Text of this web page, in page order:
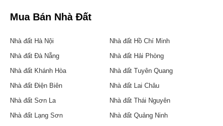
Mua Bán Nhà Đất
Nhà đất Hà Nội
Nhà đất Hồ Chí Minh
Nhà đất Đà Nẵng
Nhà đất Hải Phòng
Nhà đất Khánh Hòa
Nhà đất Tuyên Quang
Nhà đất Điện Biên
Nhà đất Lai Châu
Nhà đất Sơn La
Nhà đất Thái Nguyên
Nhà đất Lạng Sơn
Nhà đất Quảng Ninh